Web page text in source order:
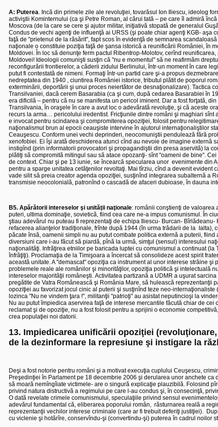
A: Puterea . Incă din primele zile ale revoluţiei, tovarăsul Ion Iliescu, ideolog
activiştii Kominternului (ca şi Petre Roman, al cărui tată – pe care îl admiră
Moscova (de la care se cere şi ajutor militar, iniţiativă stopată de generalul
Condus de vechi agenţi de influenţă ai URSS (şi poate chiar agenţi KGB-
faţă de "prietenul de la răsărit", fapt scos în evidenţă de semnarea
naţionale o constituie poziţia faţă de şansa istorică a reunificării României, în
Moldovei. În loc să denunţe ferm pactul Ribentrop-Molotov, cerînd
Moldovei! Ideologii comunişti susţin că "nu e momentul" să ne reafirmăm
reconfigurării frontierelor, a căderii zidului Berlinului, într-un moment în care
putut fi contestată de nimeni. Formaţi într-un partid care şi-a propus
nedreptatea din 1940 , ciuntirea României istorice, tributul plătit de poporul
exterminării, deportării şi unui proces neiertător de desnaţionalizare). Tactica
Transilvaniei, dacă cerem Basarabia (ca şi cum, după cedarea Basarabiei în
era dificilă – pentru că nu se manifesta un pericol iminent. Dar a fost forţată,
Transilvania, în oraşele în care a avut loc o adevărată revoluţie, şi că aceste
recurs la arma… pericolului iredentist. Fricţiunile dintre români şi maghiari
e invocat pentru scindarea şi compromiterea opoziţiei, folosit pentru
naţionalismul brun al epocii ceauşiste intervine în ajutorul internaţionaliştilor
Ceauşescu. Conform unei vechi deprinderi, neocomuniştii pendulează fără
xenofobiei. Ei îşi arată deschiderea atunci cînd au nevoie de imagine externă
instigînd (prin informatorii provocatori şi propagandiştii din presa aservită) la
plătiţi să compromită mitingul sau să atace opozanţi- sînt "oameni de bine".
de context. Chiar şi pe 13 iunie, se încearcă specularea unor evenimente din
pentru a sparge unitatea cetăţenilor revoltaţi. Mai tîrziu, cînd a devenit
vade silit să preia creator agenda opoziţiei, susţinînd integrarea subalternă a
transmisie neocolonială, patronînd o cascadă de afaceri dubioase, în dauna
B5. Apărătorii intereselor şi unităţii naţionale: românii conştienţi de valoarea
puteri, ultima dominaţie, sovietică, fiind cea care ne-a impus comunismul. În
ştiau adevărul nu puteau fi reprezentaţi de echipa Iliescu- Burcan-
refacerea alianţelor tradiţionale, frînte după 1944 (în urma trădarii de la Ialta),
păcate însă, oamenii simpli nu au putut combate politica externă a puterii,
diversiuni care i-au făcut să piardă, pînă la urmă, simţul (sensul) interesului
naţionalităţi. Infrăţirea etniilor pe baricada luptei cu comunismul a continuat
înfrăţiţi). Proclamaţia de la Timişoara a încercat să consolideze acest spirit
această unitate. A "demascat" opoziţia ca instrument al unor interese străine
problemele reale ale românilor şi minorităţilor, opoziţia politică şi intelectuală
intereselor majorităţii româneşti. Activitatea partizană a UDMR a uşurat
pregătite de Vatra Românească şi România Mare, să hulească
opoziţiei au favorizat jocul cinic al puterii şi susţinînd teze neo-
lozinca "Nu ne vindem ţara !", militanţii "patrioţi" au asistat neputincioşi la
Nu au putut împiedica aservirea faţă de interese mercantile făcută chiar de
reclamat şi de opoziţie, nu a fost folosit pentru a sprijini o economie
crea populaţiei noi datorii.
13. Impiedicarea unificării opoziţiei
de la dezinformare la represiune şi instigare la
Deşi a fost notorie pentru români şi a motivat execuţia cuplului Ceuşescu,
Preşedinţiei în Parlament pe 18 decembrie 2006 şi derularea unor anchete
să moară nemîngîiate victimele- are o singură explicaţie plauzibilă. Folosind
privind natura distructivă a regimului pe care l-au condus şi, în consecinţă,
O dată revelate crimele comunismului, speculaţiile privind sensul
adevărul fundamental că, eliberarea poporului român, răsturnarea reală a
reprezentanţii vechilor interese criminale (care ar fi trebuit deferiţi justiţiei).
cu viclenie şi hotărîre, conservîndu-şi (convertindu-şi) puterea în cadrul noilor